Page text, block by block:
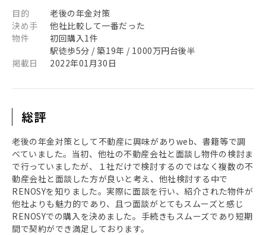
目的
老後の年金対策
決め手
他社比較して一番だった
物件
初回購入1件
駅徒歩5分 / 築19年 / 1000万円台後半
掲載日
2022年01月30日
総評
老後の年金対策として不動産に興味がありweb、書籍等で調
べていました。当初、他社の不動産会社と面談し物件の検討ま
で行っていましたが、１社だけで検討するのではなく複数の不
動産会社と面談した方が良いと考え、他社検討する中で
RENOSYを知りました。実際に面談を行い、紹介された物件が
他社よりも魅力的であり、且つ面談がとてもスムーズと感じ
RENOSYでの購入を決めました。手続きもスムーズであり短期
間で契約ができ満足しております。